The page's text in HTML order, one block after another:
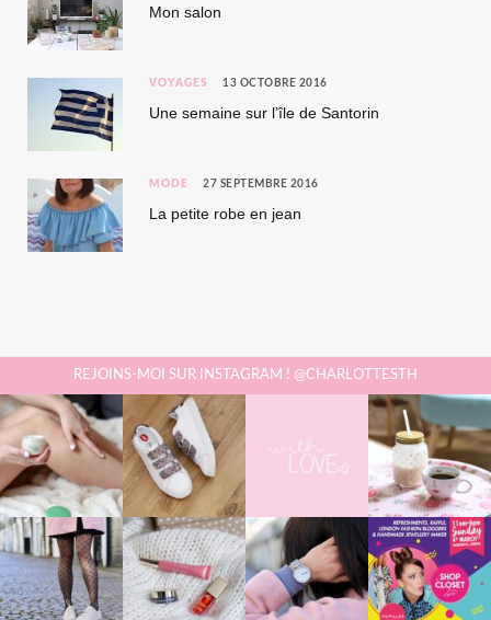
Mon salon
VOYAGES 13 OCTOBRE 2016
Une semaine sur l’île de Santorin
MODE 27 SEPTEMBRE 2016
La petite robe en jean
REJOINS-MOI SUR INSTAGRAM ! @CHARLOTTESTH